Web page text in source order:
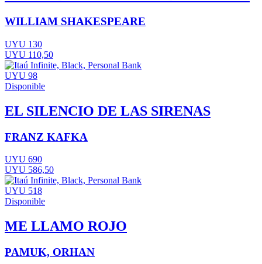
WILLIAM SHAKESPEARE
UYU 130
UYU 110,50
UYU 98
Disponible
EL SILENCIO DE LAS SIRENAS
FRANZ KAFKA
UYU 690
UYU 586,50
UYU 518
Disponible
ME LLAMO ROJO
PAMUK, ORHAN